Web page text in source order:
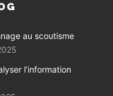
au scoutisme
l’information